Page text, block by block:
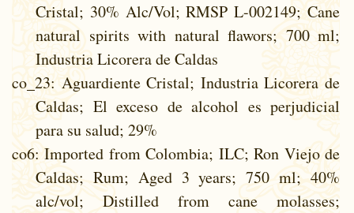
Cristal; 30% Alc/Vol; RMSP L-002149; Cane
natural spirits with natural flawors; 700 ml;
Industria Licorera de Caldas
co_23: Aguardiente Cristal; Industria Licorera de
Caldas; El exceso de alcohol es perjudicial
para su salud; 29%
co6: Imported from Colombia; ILC; Ron Viejo de
Caldas; Rum; Aged 3 years; 750 ml; 40%
alc/vol; Distilled from cane molasses;